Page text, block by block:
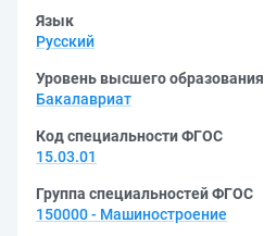
Язык
Русский
Уровень высшего образования
Бакалавриат
Код специальности ФГОС
15.03.01
Группа специальностей ФГОС
150000 - Машиностроение